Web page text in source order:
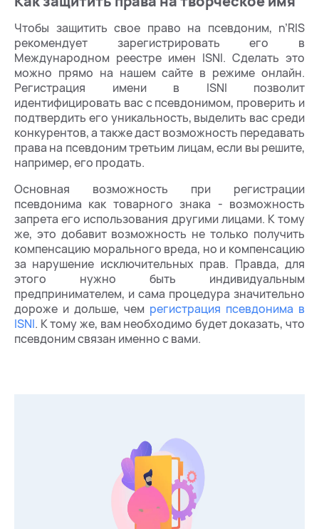
Чтобы защитить свое право на псевдоним, n’RIS
рекомендует зарегистрировать его в
Международном реестре имен ISNI. Сделать это
можно прямо на нашем сайте в режиме онлайн.
Регистрация имени в ISNI позволит
идентифицировать вас с псевдонимом, проверить и
подтвердить его уникальность, выделить вас среди
конкурентов, а также даст возможность передавать
права на псевдоним третьим лицам, если вы решите,
например, его продать.
Основная возможность при регистрации
псевдонима как товарного знака - возможность
запрета его использования другими лицами. К тому
же, это добавит возможность не только получить
компенсацию морального вреда, но и компенсацию
за нарушение исключительных прав. Правда, для
этого нужно быть индивидуальным
предпринимателем, и сама процедура значительно
дороже и дольше, чем регистрация псевдонима в
ISNI. К тому же, вам необходимо будет доказать, что
псевдоним связан именно с вами.